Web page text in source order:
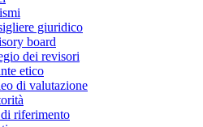
giuridico
board
dei revisori
etico
di valutazione
riferimento